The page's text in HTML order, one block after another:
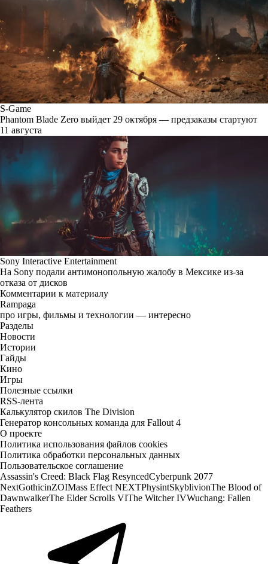
S-Game
Phantom Blade Zero выйдет 29 октября — предзаказы стартуют
11 августа
Sony Interactive Entertainment
На Sony подали антимонопольную жалобу в Мексике из-за
отказа от дисков
Комментарии к материалу
Rampaga
про игры, фильмы и технологии — интересно
Разделы
Новости
Истории
Гайды
Кино
Игры
Полезные ссылки
RSS-лента
Калькулятор скилов The Division
Генератор консольных команда для Fallout 4
О проекте
Политика использования файлов cookies
Политика обработки персональных данных
Пользовательское соглашение
Assassin's Creed: Black Flag ResyncedCyberpunk 2077
NextGothicinZOIMass Effect NEXTPhysintSkyblivionThe Blood of
DawnwalkerThe Elder Scrolls VIThe Witcher IVWuchang: Fallen
Feathers